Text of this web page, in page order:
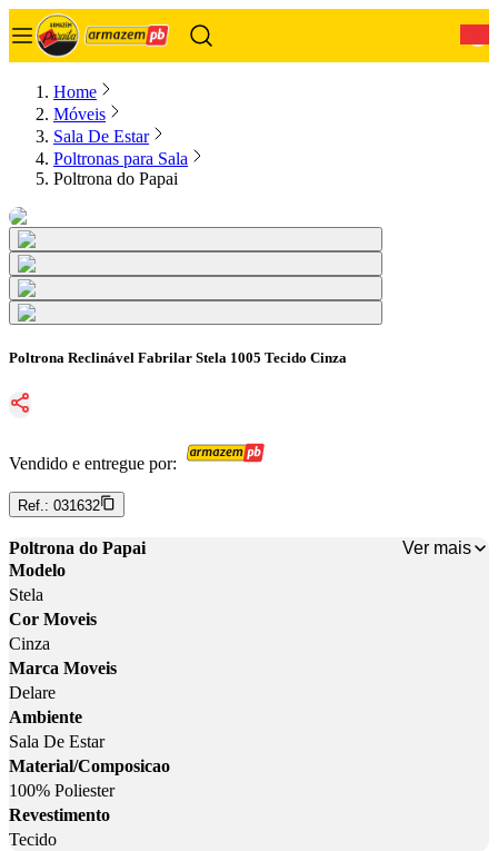
Home
Móveis
Sala De Estar
Poltronas para Sala
Poltrona do Papai
Poltrona Reclinável Fabrilar Stela 1005 Tecido Cinza
Vendido e entregue por:
Ref.: 031632
Poltrona do Papai
Ver mais
Modelo
Stela
Cor Moveis
Cinza
Marca Moveis
Delare
Ambiente
Sala De Estar
Material/Composicao
100% Poliester
Revestimento
Tecido